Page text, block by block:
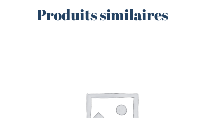
Produits similaires